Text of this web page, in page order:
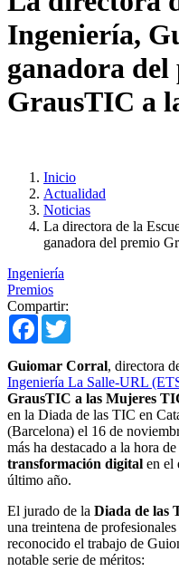
Ingeniería,
ganadora del
GrausTIC a
Inicio
Actualidad
Noticias
La directora de la
ganadora del premio
Ingeniería
Premios
Compartir:
Facebook
​Guiomar Corral, directora
Ingeniería La Salle-URL
GrausTIC a las Mujeres
en la Diada de las TIC en
(Barcelona) el 16 de
más ha destacado a la hora
transformación digital en el
último año.
El jurado de la Diada de las
una treintena de
reconocido el trabajo de
notable serie de méritos: